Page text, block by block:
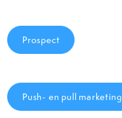
Prospect
Push- en pull marketing